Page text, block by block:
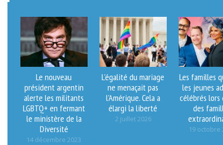
Le nouveau
président argentin
alerte les militants
LGBTQ+ en fermant
le ministère de la
Diversité
14 décembre 2023
L'égalité du mariage
ne menaçait pas
l'Amérique. Cela a
élargi la liberté
2 juillet 2026
Les familles
les jeunes
célébrés lors
des
19 octobre